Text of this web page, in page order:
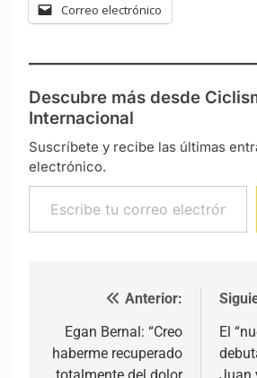
Correo electrónico
Descubre más desde
Internacional
Suscríbete y recibe las últimas
electrónico.
Escribe tu correo electrónico…
Navegación de
Anterior:
Egan Bernal: “Creo
haberme recuperado
El